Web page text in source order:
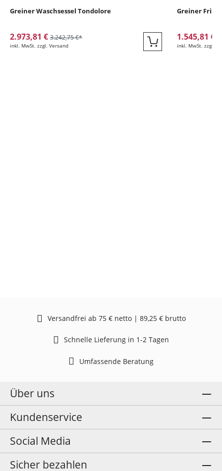
Greiner Waschsessel Tondolore
2.973,81 € 3.242,75 €*
inkl. MwSt. zzgl. Versand Quickbuy
Greiner
1.545,81 €
inkl. MwSt. zzgl.
Versandfrei ab 75 € netto | 89,25 € brutto
Schnelle Lieferung in 1-2 Tagen
Umfassende Beratung
Über uns
Kundenservice
Social Media
Sicher bezahlen